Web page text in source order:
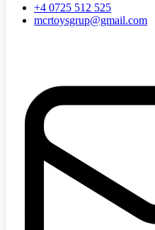
+4 0725 512 525
mcrtoysgrup@gmail.com